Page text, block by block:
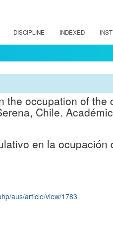
DISCIPLINE INDEXED
the occupation of the
Chile.
en la ocupación
aus/article/view/1783